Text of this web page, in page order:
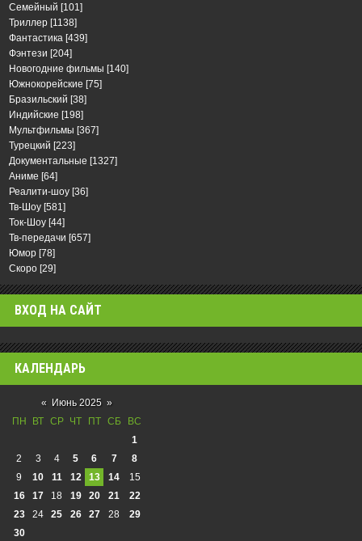
Семейный [101]
Триллер [1138]
Фантастика [439]
Фэнтези [204]
Новогодние фильмы [140]
Южнокорейские [75]
Бразильский [38]
Индийские [198]
Мультфильмы [367]
Турецкий [223]
Документальные [1327]
Аниме [64]
Реалити-шоу [36]
Тв-Шоу [581]
Ток-Шоу [44]
Тв-передачи [657]
Юмор [78]
Скоро [29]
ВХОД НА САЙТ
КАЛЕНДАРЬ
« Июнь 2025 »
ПН
ВТ СР ЧТ ПТ СБ
ВС
1
2
3 4 5 6 7
8
9
10 11 12 13 14
15
16
17 18 19 20 21
22
23
24 25 26 27 28
29
30